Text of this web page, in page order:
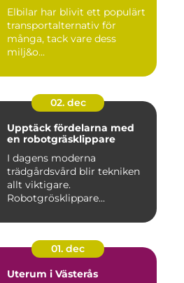
Elbilar har blivit ett populärt
transportalternativ för
många, tack vare dess
milj&o...
02. dec
Upptäck fördelarna med
en robotgräsklippare
I dagens moderna
trädgårdsvård blir tekniken
allt viktigare.
Robotgrösklippare...
01. dec
Uterum i Västerås